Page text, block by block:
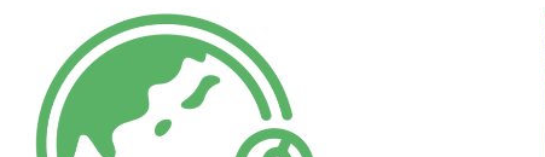
泥混凝土及水泥預拌車運送，可大幅降低對當地交通與
能減碳目的。